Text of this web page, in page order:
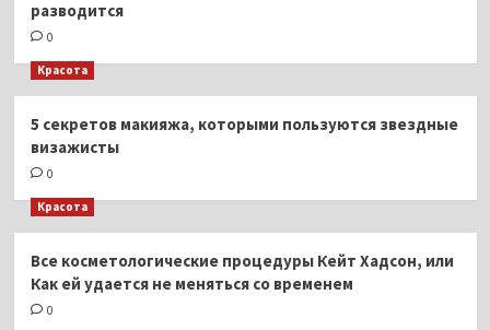
разводится
0
Красота
5 секретов макияжа, которыми пользуются звездные
визажисты
0
Красота
Все косметологические процедуры Кейт Хадсон, или
Как ей удается не меняться со временем
0